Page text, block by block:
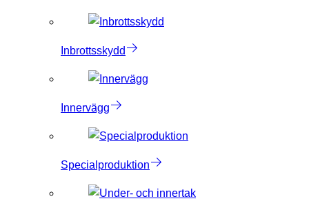
Inbrottsskydd
Innervägg
Specialproduktion